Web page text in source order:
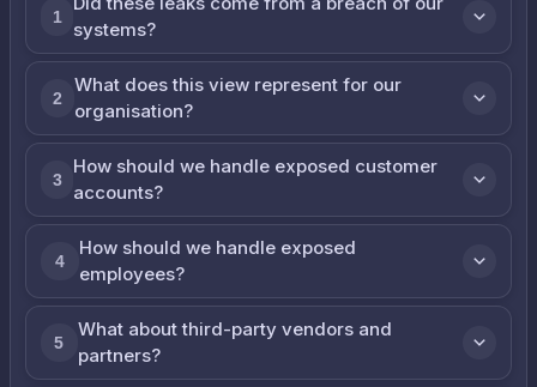
1
systems?
2
What does this view represent for our
organisation?
3
How should we handle exposed customer
accounts?
4
How should we handle exposed
employees?
5
What about third-party vendors and
partners?